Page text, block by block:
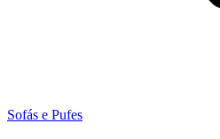
Sofás e Pufes